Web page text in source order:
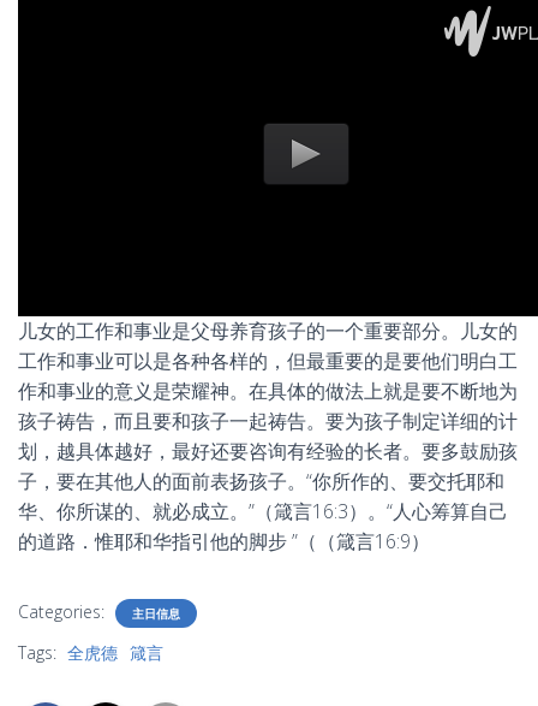
O
儿女的工作和事业是父母养育孩子的一个重要部分。儿女的
工作和事业可以是各种各样的，但最重要的是要他们明白工
作和事业的意义是荣耀神。在具体的做法上就是要不断地为
孩子祷告，而且要和孩子一起祷告。要为孩子制定详细的计
划，越具体越好，最好还要咨询有经验的长者。要多鼓励孩
子，要在其他人的面前表扬孩子。“你所作的、要交托耶和
华、你所谋的、就必成立。”（箴言16:3）。“人心筹算自己
的道路．惟耶和华指引他的脚步 ”（（箴言16:9）
Categories: 主日信息
Tags: 全虎德 箴言